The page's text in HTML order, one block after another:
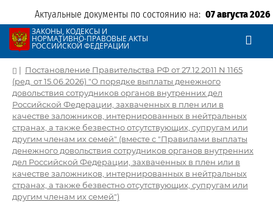
Актуальные документы по состоянию на: 07 августа 2026
ЗАКОНЫ, КОДЕКСЫ И
НОРМАТИВНО-ПРАВОВЫЕ АКТЫ
РОССИЙСКОЙ ФЕДЕРАЦИИ
| Постановление Правительства РФ от 27.12.2011 N 1165
(ред. от 15.06.2026) "О порядке выплаты денежного
довольствия сотрудников органов внутренних дел
Российской Федерации, захваченных в плен или в
качестве заложников, интернированных в нейтральных
странах, а также безвестно отсутствующих, супругам или
другим членам их семей" (вместе с "Правилами выплаты
денежного довольствия сотрудников органов внутренних
дел Российской Федерации, захваченных в плен или в
качестве заложников, интернированных в нейтральных
странах, а также безвестно отсутствующих, супругам или
другим членам их семей")